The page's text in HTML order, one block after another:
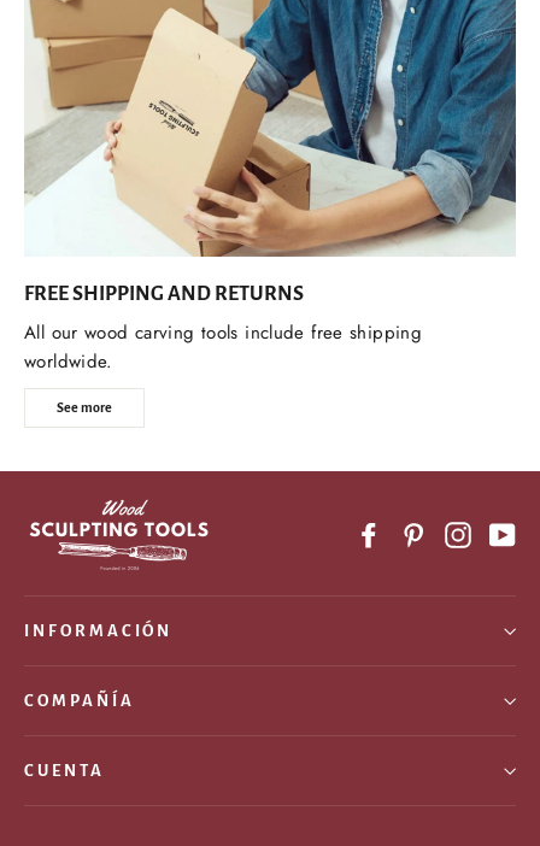
FREE SHIPPING AND RETURNS
All our wood carving tools include free shipping
worldwide.
See more
FacebookPinterest
INFORMACIÓN
COMPAÑÍA
CUENTA